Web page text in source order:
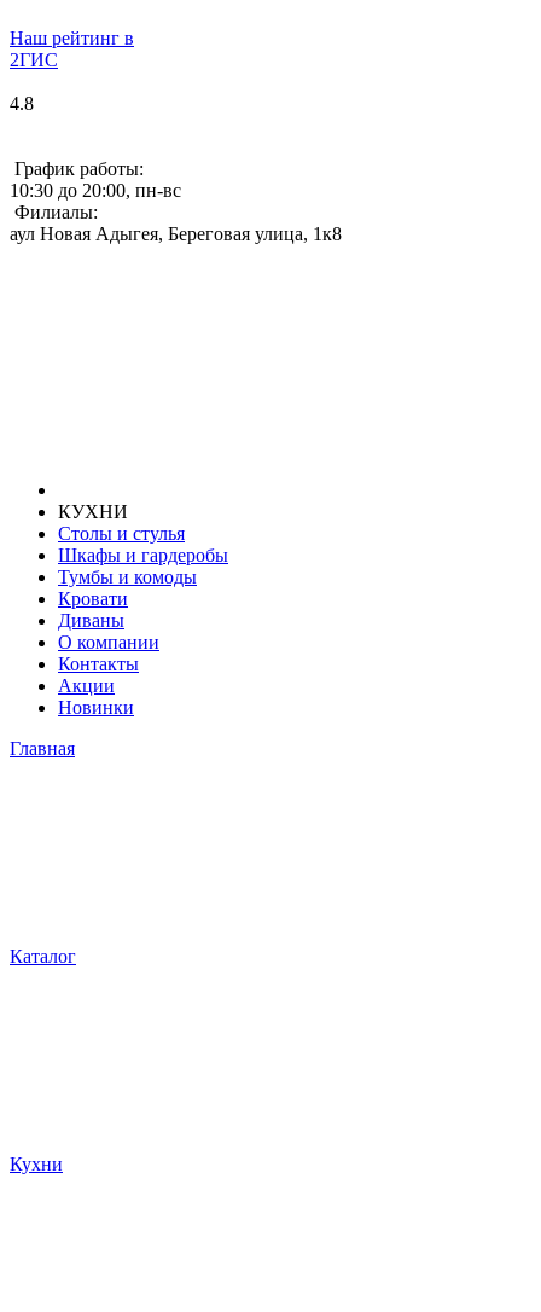
Наш рейтинг в
2ГИС
4.8
График работы:
10:30 до 20:00, пн-вс
Филиалы:
аул Новая Адыгея, Береговая улица, 1к8
КУХНИ
Столы и стулья
Шкафы и гардеробы
Тумбы и комоды
Кровати
Диваны
О компании
Контакты
Акции
Новинки
Главная
Каталог
Кухни